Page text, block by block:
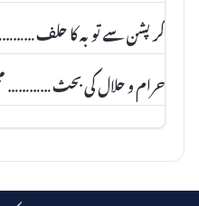
کرپشن سے توبہ کا حلف
حرام و حلال کی بحث